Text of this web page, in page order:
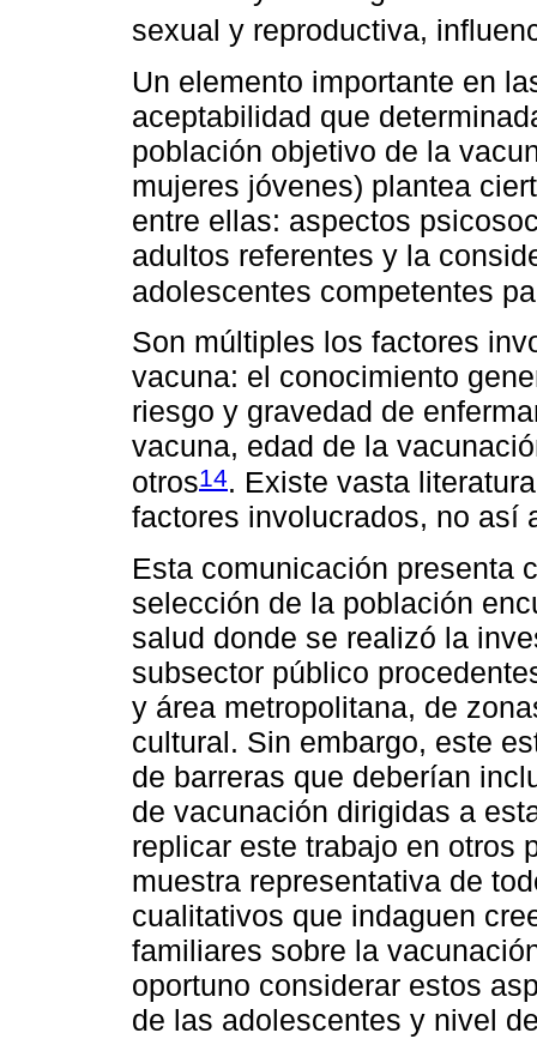
sexual y reproductiva,
Un elemento importante en
aceptabilidad que
población objetivo de la
mujeres jóvenes) plantea
entre ellas: aspectos
adultos referentes y la
adolescentes competentes
Son múltiples los factores
vacuna: el conocimiento
riesgo y gravedad de
vacuna, edad de la
otros14. Existe vasta
factores involucrados, no así
Esta comunicación presenta
selección de la población
salud donde se realizó la
subsector público
y área metropolitana, de
cultural. Sin embargo, este
de barreras que deberían
de vacunación dirigidas a
replicar este trabajo en otros
muestra representativa de
cualitativos que indaguen
familiares sobre la
oportuno considerar estos
de las adolescentes y nivel